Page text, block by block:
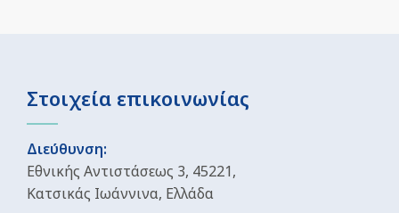
Στοιχεία επικοινωνίας
Διεύθυνση:
Εθνικής Αντιστάσεως 3, 45221,
Κατσικάς Ιωάννινα, Ελλάδα